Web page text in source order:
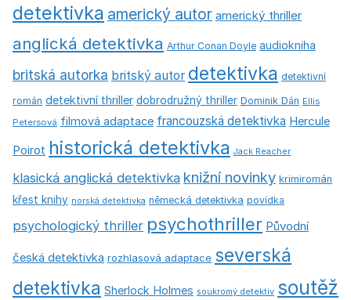
detektivka americký autor americký thriller
anglická detektivka Arthur Conan Doyle audiokniha
britská autorka britský autor detektivka detektivní
román detektivní thriller dobrodružný thriller Dominik Dán Ellis
Petersová filmová adaptace francouzská detektivka Hercule
Poirot historická detektivka Jack Reacher
klasická anglická detektivka knižní novinky krimiromán
křest knihy norská detektivka německá detektivka povídka
psychologický thriller psychothriller Původní
česká detektivka rozhlasová adaptace severská
detektivka Sherlock Holmes soukromý detektiv soutěž